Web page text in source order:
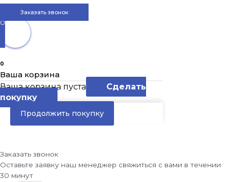
Заказать звонок
0
0
Ваша корзина
Ваша корзина пуста
Сделать
покупку
Продолжить покупку
Заказать звонок
Оставьте заявку наш менеджер свяжиться с вами в течении
30 минут